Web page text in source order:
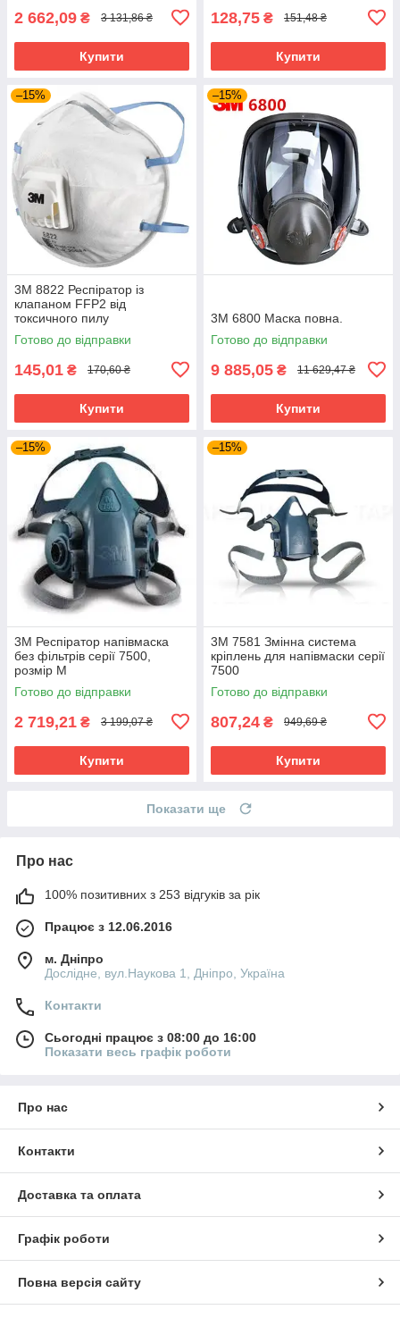
2 662,09 ₴ 3 131,86 ₴
Купити
128,75 ₴ 151,48 ₴
Купити
–15%
3М 8822 Респіратор із
клапаном FFP2 від
токсичного пилу
Готово до відправки
145,01 ₴ 170,60 ₴
Купити
–15%
3M 6800 Маска повна.
Готово до відправки
9 885,05 ₴ 11 629,47 ₴
Купити
–15%
3М Респіратор напівмаска
без фільтрів серії 7500,
розмір М
Готово до відправки
2 719,21 ₴ 3 199,07 ₴
Купити
–15%
3М 7581 Змінна система
кріплень для напівмаски серії
7500
Готово до відправки
807,24 ₴ 949,69 ₴
Купити
Показати ще
Про нас
100% позитивних з 253 відгуків за рік
Працює з 12.06.2016
м. Дніпро
Дослідне, вул.Наукова 1, Дніпро, Україна
Контакти
Сьогодні працює з 08:00 до 16:00
Показати весь графік роботи
Про нас
Контакти
Доставка та оплата
Графік роботи
Повна версія сайту